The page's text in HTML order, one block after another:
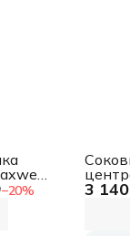
−20% 3